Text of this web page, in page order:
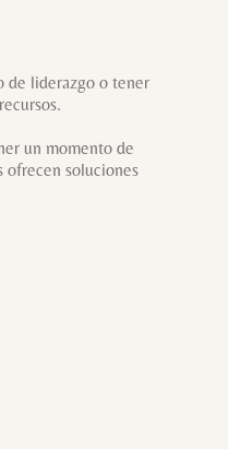
de liderazgo o tener
un momento de
ofrecen soluciones